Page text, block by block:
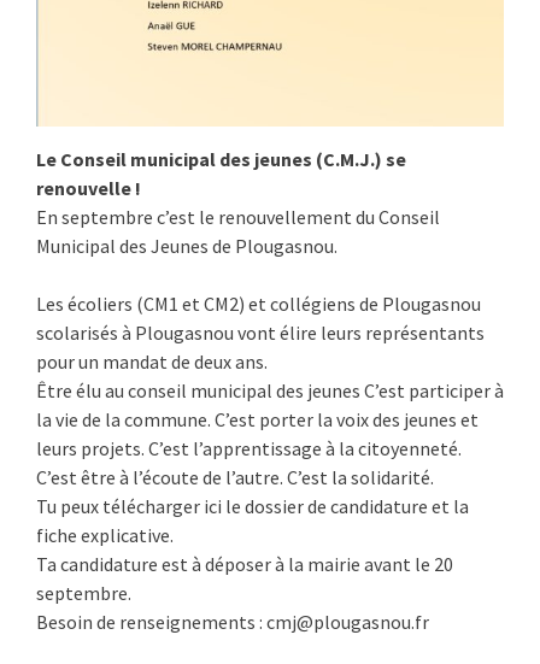
Le Conseil municipal des jeunes (C.M.J.) se
renouvelle !
En septembre c’est le renouvellement du Conseil
Municipal des Jeunes de Plougasnou.
Les écoliers (CM1 et CM2) et collégiens de Plougasnou
scolarisés à Plougasnou vont élire leurs représentants
pour un mandat de deux ans.
Être élu au conseil municipal des jeunes C’est participer à
la vie de la commune. C’est porter la voix des jeunes et
leurs projets. C’est l’apprentissage à la citoyenneté.
C’est être à l’écoute de l’autre. C’est la solidarité.
Tu peux télécharger ici le dossier de candidature et la
fiche explicative.
Ta candidature est à déposer à la mairie avant le 20
septembre.
Besoin de renseignements : cmj@plougasnou.fr